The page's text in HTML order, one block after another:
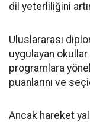
dil yeterliliğini
Uluslararası
uygulayan okullar
programlara
puanlarını ve
Ancak hareket